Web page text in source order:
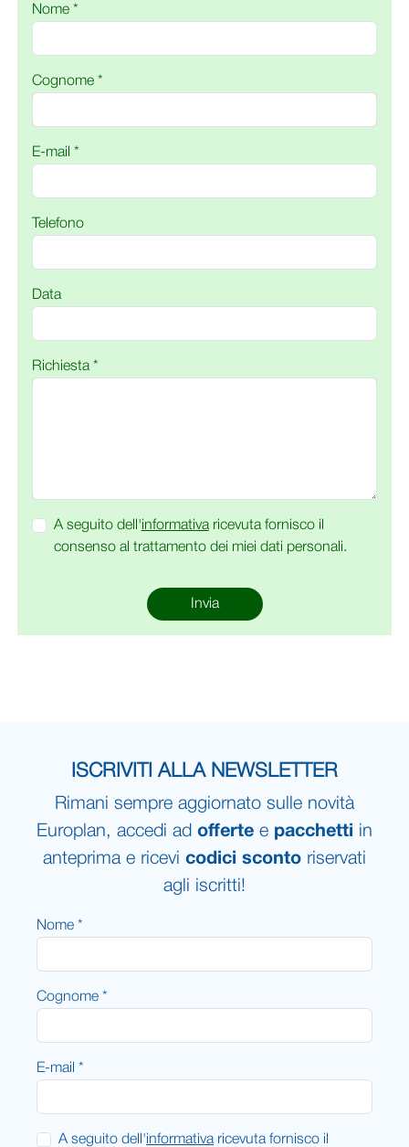
Nome *
Cognome *
E-mail *
Telefono
Data
Richiesta *
A seguito dell'informativaricevuta fornisco il
consenso al trattamento dei miei dati personali.
Invia
ISCRIVITI ALLA NEWSLETTER
Rimani sempre aggiornato sulle novità
Europlan, accedi ad offerte e pacchetti in
anteprima e ricevi codici sconto riservati
agli iscritti!
Nome *
Cognome *
E-mail *
A seguito dell'informativaricevuta fornisco il